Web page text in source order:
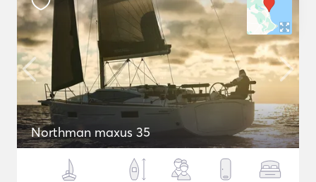
Northman maxus 35